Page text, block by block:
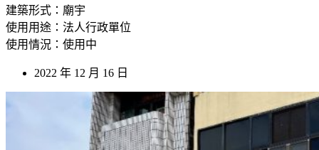
建築形式：廟宇
使用用途：法人行政單位
使用情況：使用中
2022 年 12 月 16 日